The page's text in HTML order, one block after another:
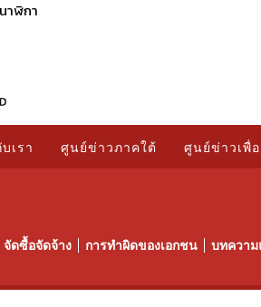
นาฬิกา
เรา ศูนย์ข่าวภาคใต้ ศูนย์ข่าวเพื่
จัดซื้อจัดจ้าง การทำผิดของเอกชน บทความ